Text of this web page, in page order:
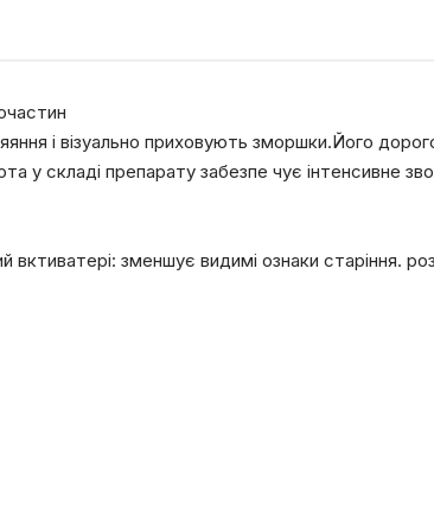
і візуально приховують зморшки.Його
у складі препарату забезпе чує інтенсивне
зменшує видимі ознаки старіння.